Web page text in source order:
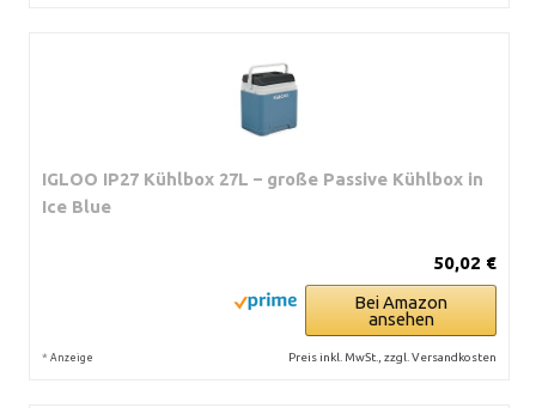
IGLOO IP27 Kühlbox 27L – große Passive Kühlbox in
Ice Blue
50,02 €
Bei Amazon
ansehen
* Anzeige Preis inkl. MwSt., zzgl. Versandkosten